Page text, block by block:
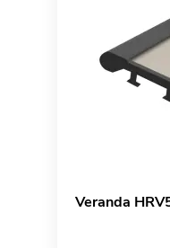
Veranda